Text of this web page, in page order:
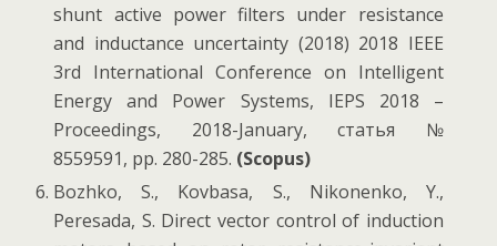
shunt active power filters under resistance
and inductance uncertainty (2018) 2018 IEEE
3rd International Conference on Intelligent
Energy and Power Systems, IEPS 2018 –
Proceedings, 2018-January, статья №
8559591, pp. 280-285. (Scopus)
Bozhko, S., Kovbasa, S., Nikonenko, Y.,
Peresada, S. Direct vector control of induction